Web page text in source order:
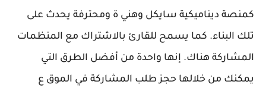
كمنصة ديناميكية سايكل وهني ة ومحترفة يحدث على
تلك البناء. كما يسمح للقارئ بالاشتراك مع المنظمات
المشاركة هناك. إنها واحدة من أفضل الطرق التي
يمكنك من خلالها حجز طلب المشاركة في الموق ع